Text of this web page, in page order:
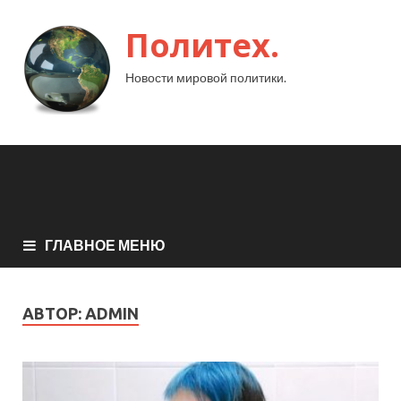
Политех.
Новости мировой политики.
ГЛАВНОЕ МЕНЮ
АВТОР: ADMIN